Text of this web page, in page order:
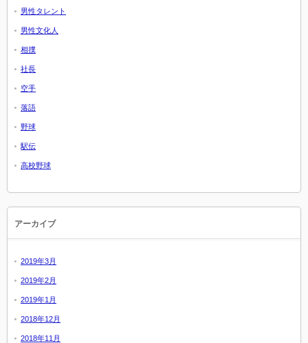
男性タレント
男性文化人
相撲
社長
空手
落語
野球
駅伝
高校野球
アーカイブ
2019年3月
2019年2月
2019年1月
2018年12月
2018年11月